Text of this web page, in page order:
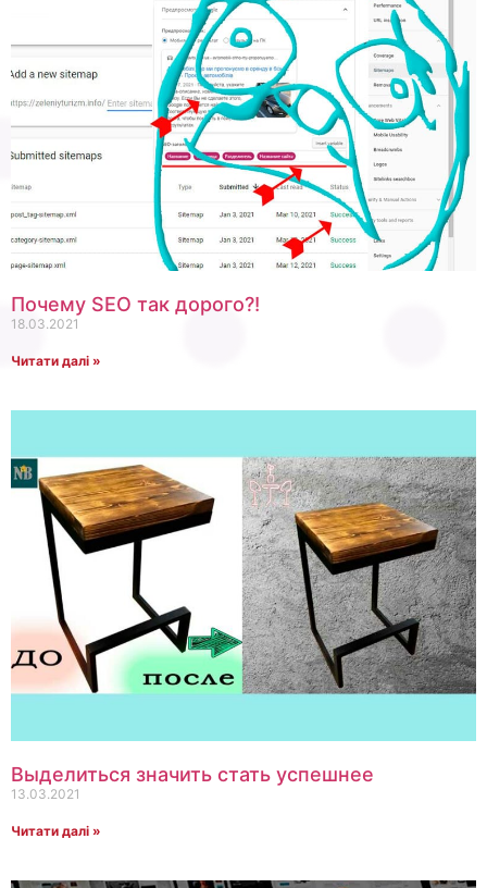
Почему SEO так дорого?!
18.03.2021
Читати далі »
Выделиться значить стать успешнее
13.03.2021
Читати далі »